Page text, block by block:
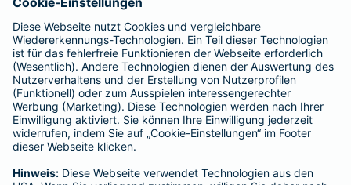
Barmenia ist Teil der BarmeniaGothaer
BELIEBTE SEITEN
Kranken-Zusatzversicherung
Tierversicherungen
Haftpflichtversicherung
Hausratversicherung